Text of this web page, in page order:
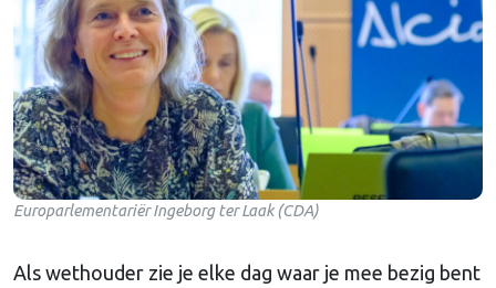
Europarlementariër Ingeborg ter Laak (CDA)
Als wethouder zie je elke dag waar je mee bezig bent